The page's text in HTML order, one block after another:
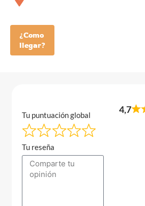
¿Como
llegar?
Tu puntuación global
Tu reseña
4,7